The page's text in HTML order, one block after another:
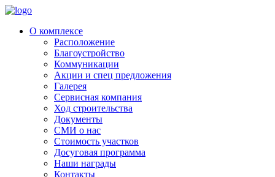
О комплексе
Расположение
Благоустройство
Коммуникации
Акции и спец предложения
Галерея
Сервисная компания
Ход строительства
Документы
СМИ о нас
Стоимость участков
Досуговая программа
Наши награды
Контакты